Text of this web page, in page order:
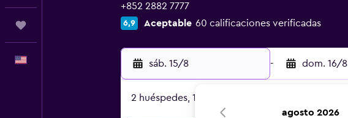
+852 2882 7777
6,9 Aceptable 60 calificaciones verificadas
sáb. 15/8 - dom. 16/8
2 huéspedes, 1 habitación
agosto 2026